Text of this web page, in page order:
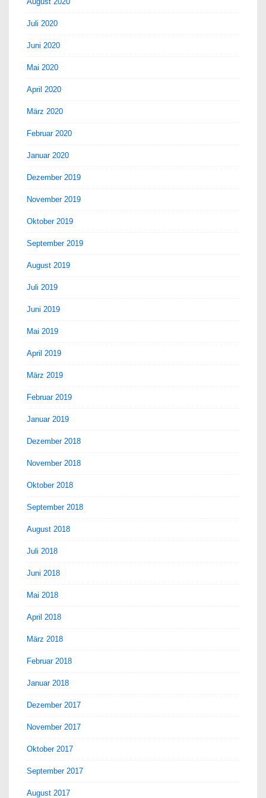
Juli 2020
Juni 2020
Mai 2020
April 2020
März 2020
Februar 2020
Januar 2020
Dezember 2019
November 2019
Oktober 2019
September 2019
August 2019
Juli 2019
Juni 2019
Mai 2019
April 2019
März 2019
Februar 2019
Januar 2019
Dezember 2018
November 2018
Oktober 2018
September 2018
August 2018
Juli 2018
Juni 2018
Mai 2018
April 2018
März 2018
Februar 2018
Januar 2018
Dezember 2017
November 2017
Oktober 2017
September 2017
August 2017